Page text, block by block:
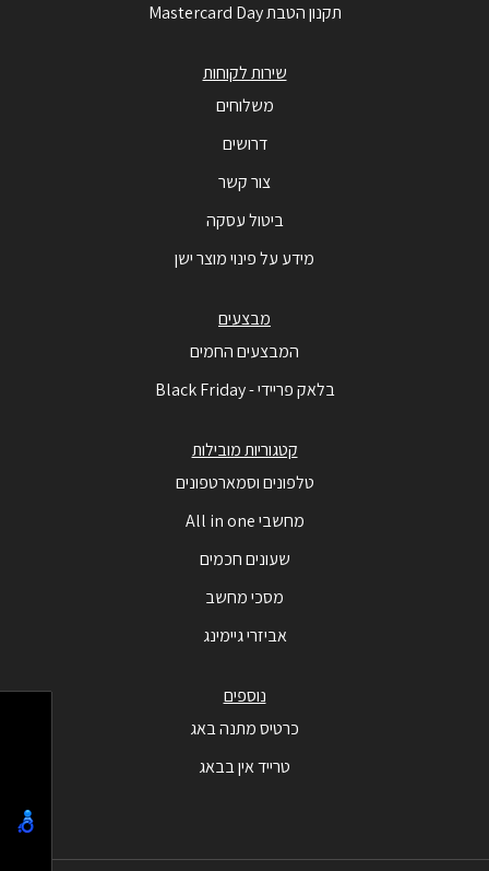
תקנון הטבת Mastercard Day
שירות לקוחות
משלוחים
דרושים
צור קשר
ביטול עסקה
מידע על פינוי מוצר ישן
מבצעים
המבצעים החמים
בלאק פריידי - Black Friday
קטגוריות מובילות
טלפונים וסמארטפונים
מחשבי All in one
שעונים חכמים
מסכי מחשב
אביזרי גיימינג
נוספים
כרטיס מתנה באג
טרייד אין בבאג